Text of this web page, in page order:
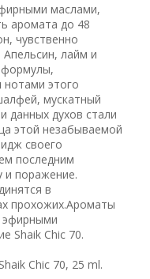
маслами,
аромата до 48
чувственно
лайм и
формулы,
этого
мускатный
данных духов стали
этой незабываемой
своего
последним
и поражение.
в
прохожих.Ароматы
эфирными
Shaik Chic 70.
Chic 70, 25 ml.